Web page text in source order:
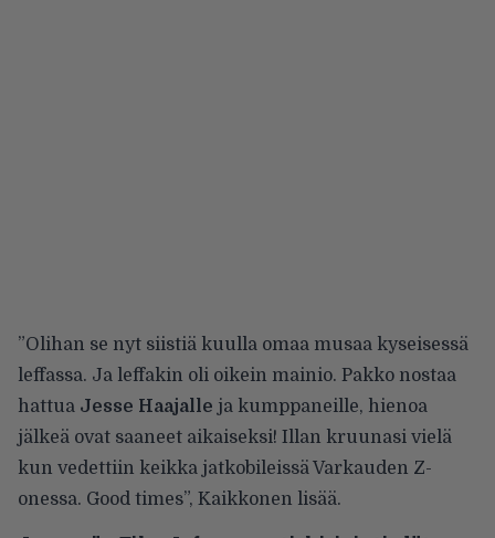
”Olihan se nyt siistiä kuulla omaa musaa kyseisessä
leffassa. Ja leffakin oli oikein mainio. Pakko nostaa
hattua Jesse Haajalle ja kumppaneille, hienoa
jälkeä ovat saaneet aikaiseksi! Illan kruunasi vielä
kun vedettiin keikka jatkobileissä Varkauden Z-
onessa. Good times”, Kaikkonen lisää.